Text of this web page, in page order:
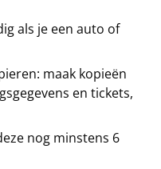
als je een auto of
maak kopieën
en tickets,
nog minstens 6